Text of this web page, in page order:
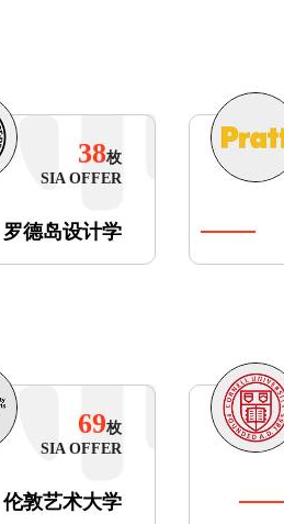
38枚
SIA OFFER
罗德岛设计学
69枚
SIA OFFER
伦敦艺术大学